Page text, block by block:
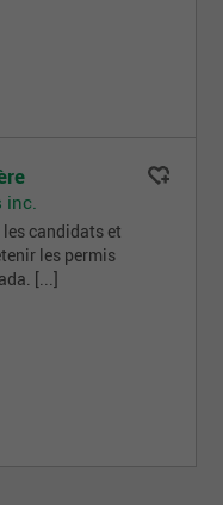
inc.
candidats et
les permis
[...]